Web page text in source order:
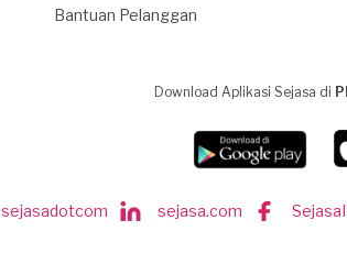
Bantuan Pelanggan
Download Aplikasi Sejasa di
sejasadotcom sejasa.com